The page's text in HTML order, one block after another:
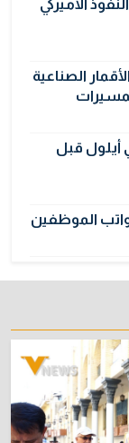
الأميركي
الصناعية
أيلول قبل
يملك بديلاً عن